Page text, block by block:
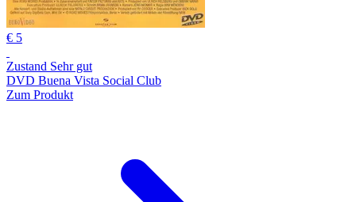
€ 5
Zustand Sehr gut
DVD Buena Vista Social Club
Zum Produkt